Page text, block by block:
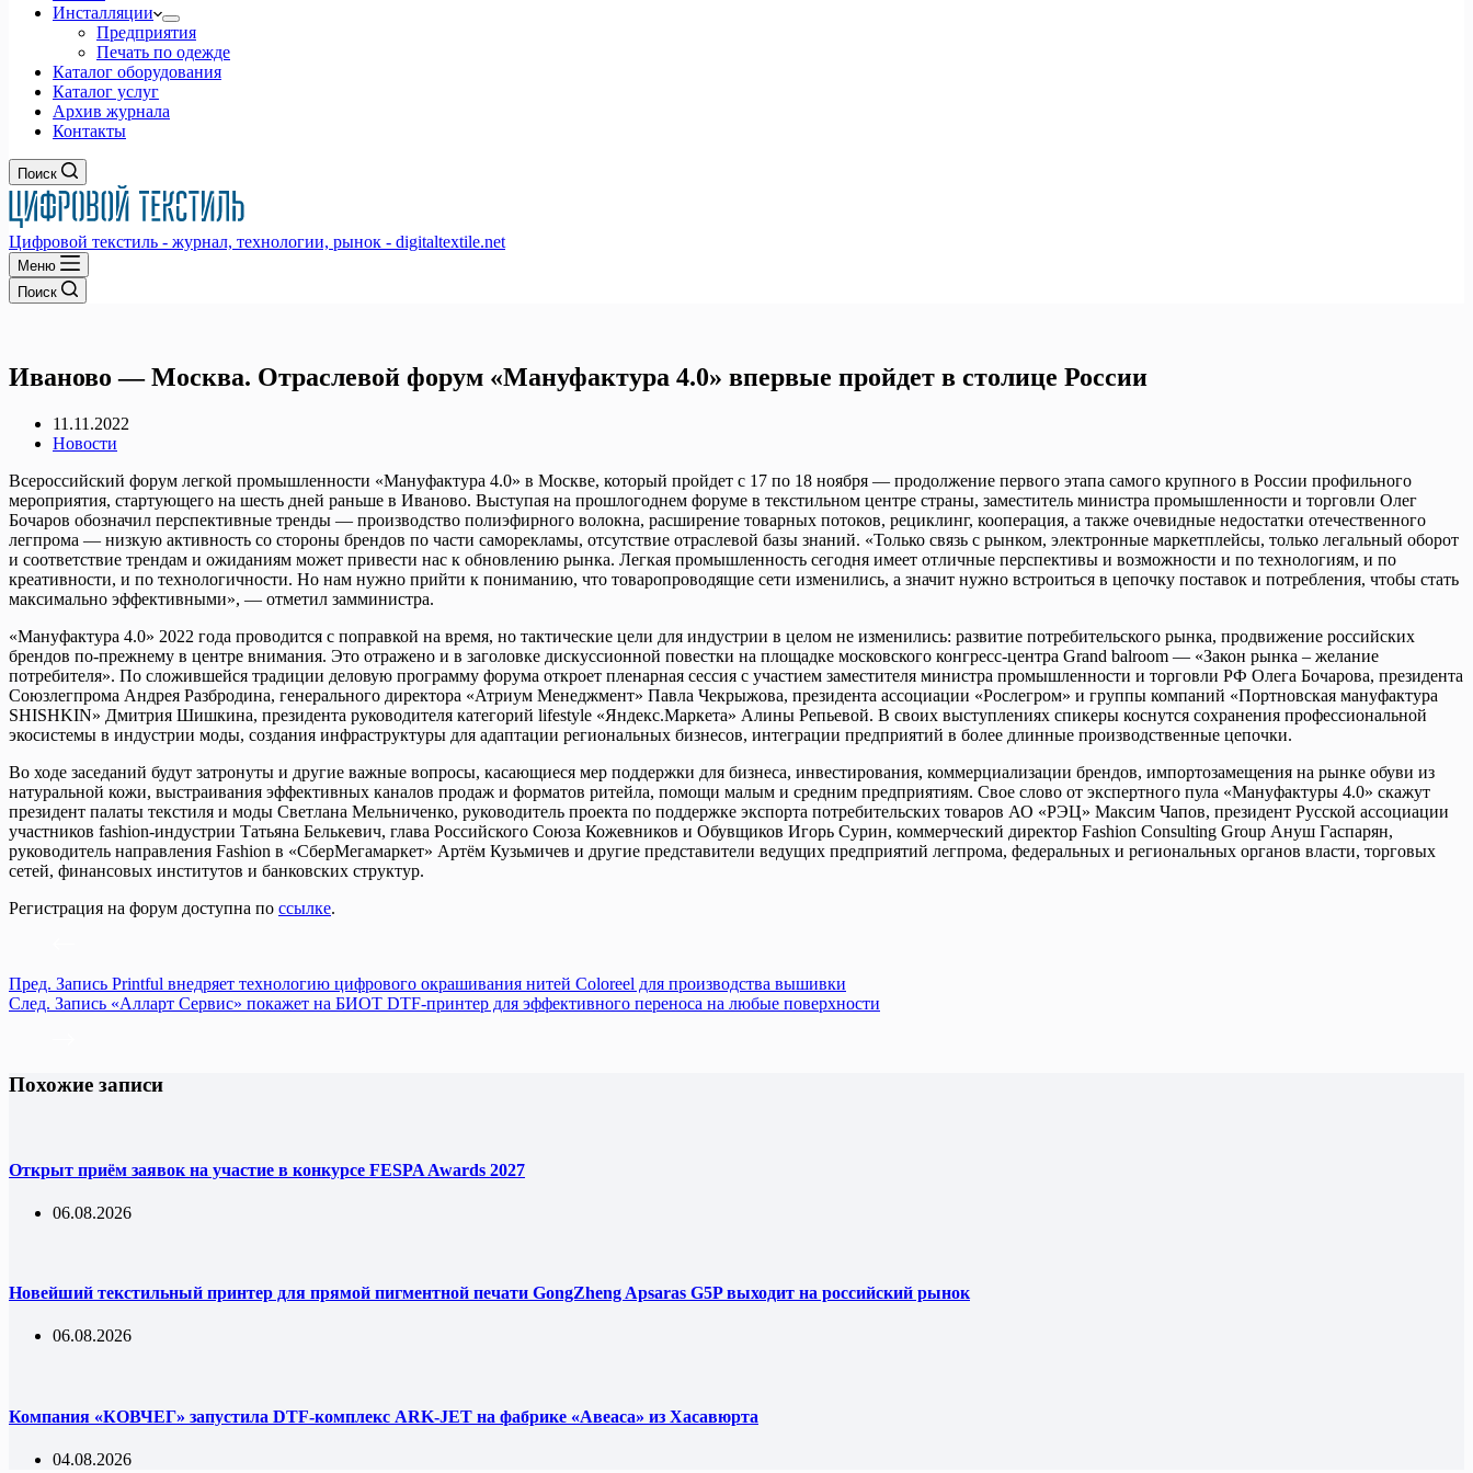
Инсталляции
Предприятия
Печать по одежде
Каталог оборудования
Каталог услуг
Архив журнала
Контакты
Поиск
Цифровой текстиль - журнал, технологии, рынок - digitaltextile.net
Меню
Поиск
Иваново — Москва. Отраслевой форум «Мануфактура 4.0» впервые пройдет в столице России
11.11.2022
Новости
Всероссийский форум легкой промышленности «Мануфактура 4.0» в Москве, который пройдет с 17 по 18 ноября — продолжение первого этапа самого крупного в России профильного
мероприятия, стартующего на шесть дней раньше в Иваново. Выступая на прошлогоднем форуме в текстильном центре страны, заместитель министра промышленности и торговли Олег
Бочаров обозначил перспективные тренды — производство полиэфирного волокна, расширение товарных потоков, рециклинг, кооперация, а также очевидные недостатки отечественного
легпрома — низкую активность со стороны брендов по части саморекламы, отсутствие отраслевой базы знаний. «Только связь с рынком, электронные маркетплейсы, только легальный оборот
и соответствие трендам и ожиданиям может привести нас к обновлению рынка. Легкая промышленность сегодня имеет отличные перспективы и возможности и по технологиям, и по
креативности, и по технологичности. Но нам нужно прийти к пониманию, что товаропроводящие сети изменились, а значит нужно встроиться в цепочку поставок и потребления, чтобы стать
максимально эффективными», — отметил замминистра.
«Мануфактура 4.0» 2022 года проводится с поправкой на время, но тактические цели для индустрии в целом не изменились: развитие потребительского рынка, продвижение российских
брендов по-прежнему в центре внимания. Это отражено и в заголовке дискуссионной повестки на площадке московского конгресс-центра Grand balroom — «Закон рынка – желание
потребителя». По сложившейся традиции деловую программу форума откроет пленарная сессия с участием заместителя министра промышленности и торговли РФ Олега Бочарова, президента
Союзлегпрома Андрея Разбродина, генерального директора «Атриум Менеджмент» Павла Чекрыжова, президента ассоциации «Рослегром» и группы компаний «Портновская мануфактура
SHISHKIN» Дмитрия Шишкина, президента руководителя категорий lifestyle «Яндекс.Маркета» Алины Репьевой. В своих выступлениях спикеры коснутся сохранения профессиональной
экосистемы в индустрии моды, создания инфраструктуры для адаптации региональных бизнесов, интеграции предприятий в более длинные производственные цепочки.
Во ходе заседаний будут затронуты и другие важные вопросы, касающиеся мер поддержки для бизнеса, инвестирования, коммерциализации брендов, импортозамещения на рынке обуви из
натуральной кожи, выстраивания эффективных каналов продаж и форматов ритейла, помощи малым и средним предприятиям. Свое слово от экспертного пула «Мануфактуры 4.0» скажут
президент палаты текстиля и моды Светлана Мельниченко, руководитель проекта по поддержке экспорта потребительских товаров АО «РЭЦ» Максим Чапов, президент Русской ассоциации
участников fashion-индустрии Татьяна Белькевич, глава Российского Союза Кожевников и Обувщиков Игорь Сурин, коммерческий директор Fashion Consulting Group Ануш Гаспарян,
руководитель направления Fashion в «СберМегамаркет» Артём Кузьмичев и другие представители ведущих предприятий легпрома, федеральных и региональных органов власти, торговых
сетей, финансовых институтов и банковских структур.
Регистрация на форум доступна по ссылке.
Пред. Запись Printful внедряет технологию цифрового окрашивания нитей Coloreel для производства вышивки
След. Запись «Алларт Сервис» покажет на БИОТ DTF-принтер для эффективного переноса на любые поверхности
Похожие записи
Открыт приём заявок на участие в конкурсе FESPA Awards 2027
06.08.2026
Новейший текстильный принтер для прямой пигментной печати GongZheng Apsaras G5P выходит на российский рынок
06.08.2026
Компания «КОВЧЕГ» запустила DTF-комплекс ARK-JET на фабрике «Авеаса» из Хасавюрта
04.08.2026